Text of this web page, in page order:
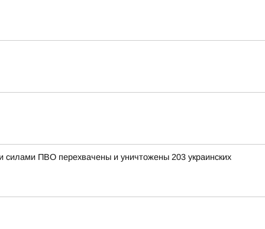
ПВО перехвачены и уничтожены 203 украинских